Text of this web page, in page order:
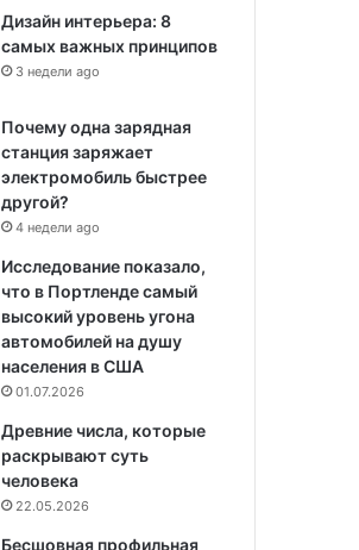
Дизайн интерьера: 8
самых важных принципов
3 недели ago
Почему одна зарядная
станция заряжает
электромобиль быстрее
другой?
4 недели ago
Исследование показало,
что в Портленде самый
высокий уровень угона
автомобилей на душу
населения в США
01.07.2026
Древние числа, которые
раскрывают суть
человека
22.05.2026
Бесшовная профильная